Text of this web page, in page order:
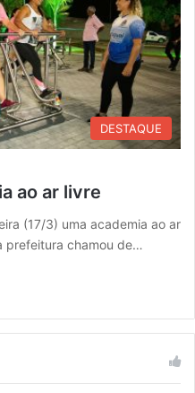
DESTAQUE
ao ar livre
(17/3) uma academia ao ar
prefeitura chamou de…